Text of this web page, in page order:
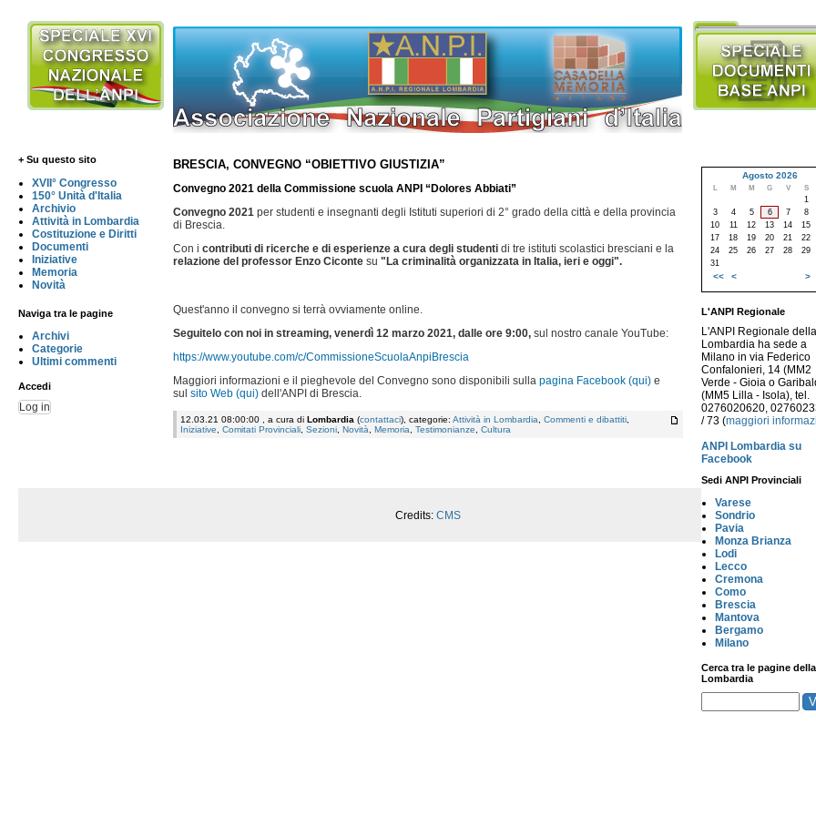
+ Su questo sito
XVII° Congresso
150° Unità d'Italia
Archivio
Attività in Lombardia
Costituzione e Diritti
Documenti
Iniziative
Memoria
Novità
Naviga tra le pagine
Archivi
Categorie
Ultimi commenti
Accedi
Log in
BRESCIA, CONVEGNO “OBIETTIVO GIUSTIZIA”
Convegno 2021 della Commissione scuola ANPI “Dolores Abbiati”
Convegno 2021 per studenti e insegnanti degli Istituti superiori di 2° grado della città e della provincia
di Brescia.
Con i contributi di ricerche e di esperienze a cura degli studenti di tre istituti scolastici bresciani e la
relazione del professor Enzo Ciconte su "La criminalità organizzata in Italia, ieri e oggi".
Quest'anno il convegno si terrà ovviamente online.
Seguitelo con noi in streaming, venerdì 12 marzo 2021, dalle ore 9:00, sul nostro canale YouTube:
https://www.youtube.com/c/CommissioneScuolaAnpiBrescia
Maggiori informazioni e il pieghevole del Convegno sono disponibili sulla pagina Facebook (qui) e
sul sito Web (qui) dell'ANPI di Brescia.
12.03.21 08:00:00 , a cura di Lombardia (contattaci), categorie: Attività in Lombardia, Commenti e dibattiti,
Iniziative, Comitati Provinciali, Sezioni, Novità, Memoria, Testimonianze, Cultura
Agosto 2026
L M M G V S
1
3
4 5 6 7 8
10
11 12 13 14 15
17
18 19 20 21 22
24
25 26 27 28 29
31
<< < >
L'ANPI Regionale
L'ANPI Regionale della
Lombardia ha sede a
Milano in via Federico
Confalonieri, 14 (MM2
Verde - Gioia o
(MM5 Lilla - Isola), tel.
0276020620,
/ 73 (maggiori
ANPI Lombardia su
Facebook
Sedi ANPI Provinciali
Varese
Sondrio
Pavia
Monza Brianza
Lodi
Lecco
Cremona
Como
Brescia
Mantova
Bergamo
Milano
Cerca tra le pagine della
Lombardia
Credits: CMS